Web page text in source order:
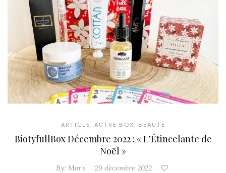
ARTICLE AUTRE BOX BEAUTÉ
BiotyfullBox Décembre 2022 : « L’Étincelante de
Noël »
By: Mor's 29 décembre 2022